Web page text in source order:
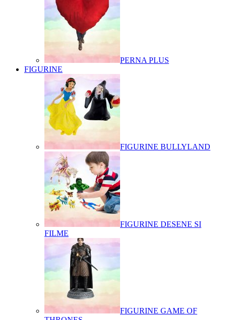
PERNA PLUS
FIGURINE
FIGURINE BULLYLAND
FIGURINE DESENE SI
FILME
FIGURINE GAME OF